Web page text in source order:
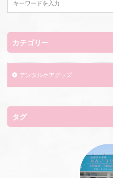
カテゴリー
デンタルケアグッズ
タグ